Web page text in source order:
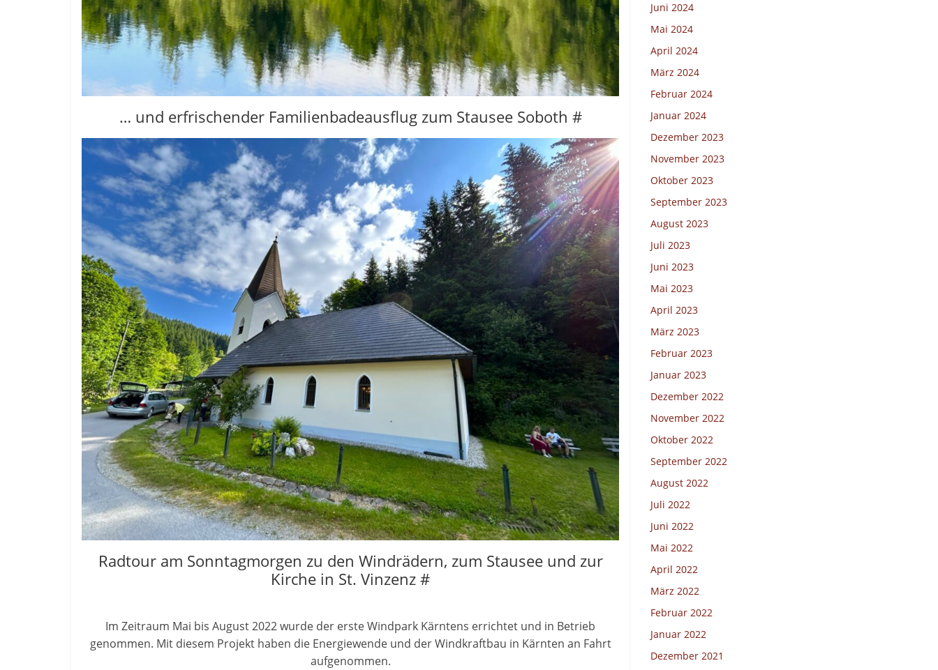
… und erfrischender Familienbadeausflug zum Stausee Soboth #
Radtour am Sonntagmorgen zu den Windrädern, zum Stausee und zur
Kirche in St. Vinzenz #
Im Zeitraum Mai bis August 2022 wurde der erste Windpark Kärntens errichtet und in Betrieb
genommen. Mit diesem Projekt haben die Energiewende und der Windkraftbau in Kärnten an Fahrt
aufgenommen.
Juni 2024
Mai 2024
April 2024
März 2024
Februar 2024
Januar 2024
Dezember 2023
November 2023
Oktober 2023
September 2023
August 2023
Juli 2023
Juni 2023
Mai 2023
April 2023
März 2023
Februar 2023
Januar 2023
Dezember 2022
November 2022
Oktober 2022
September 2022
August 2022
Juli 2022
Juni 2022
Mai 2022
April 2022
März 2022
Februar 2022
Januar 2022
Dezember 2021